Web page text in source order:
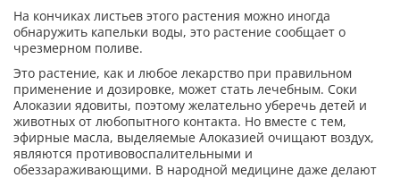
На кончиках листьев этого растения можно иногда
обнаружить капельки воды, это растение сообщает о
чрезмерном поливе.
Это растение, как и любое лекарство при правильном
применение и дозировке, может стать лечебным. Соки
Алоказии ядовиты, поэтому желательно уберечь детей и
животных от любопытного контакта. Но вместе с тем,
эфирные масла, выделяемые Алоказией очищают воздух,
являются противовоспалительными и
обеззараживающими. В народной медицине даже делают